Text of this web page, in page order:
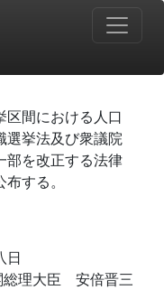
区間における人口
選挙法及び衆議院
部を改正する法律
する。
日
総理大臣 安倍晋三